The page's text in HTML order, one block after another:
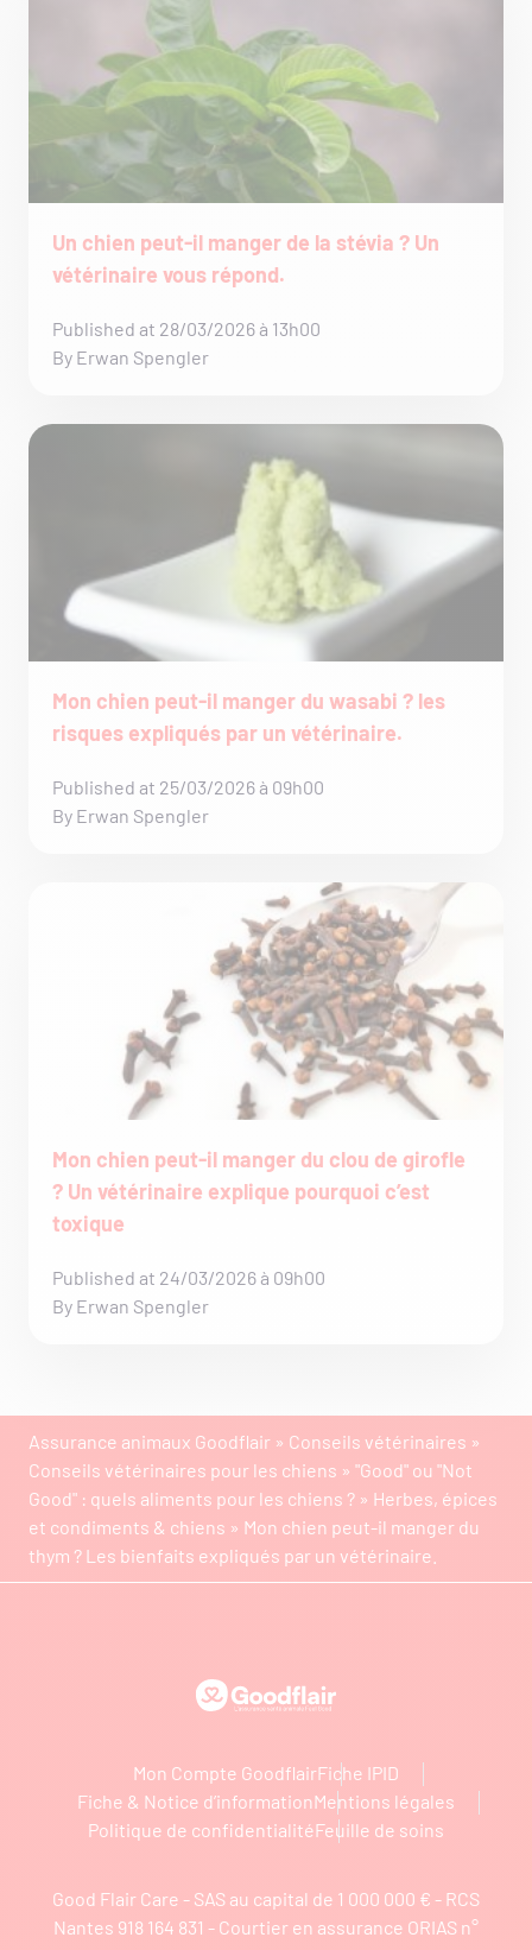
Un chien peut-il manger de la stévia ? Un
vétérinaire vous répond.
Published at 28/03/2026 à 13h00
By Erwan Spengler
Mon chien peut-il manger du wasabi ? les
risques expliqués par un vétérinaire.
Published at 25/03/2026 à 09h00
By Erwan Spengler
Mon chien peut-il manger du clou de girofle
? Un vétérinaire explique pourquoi c’est
toxique
Published at 24/03/2026 à 09h00
By Erwan Spengler
Assurance animaux Goodflair » Conseils vétérinaires »
Conseils vétérinaires pour les chiens » "Good" ou "Not
Good" : quels aliments pour les chiens ? » Herbes, épices
et condiments & chiens » Mon chien peut-il manger du
thym ? Les bienfaits expliqués par un vétérinaire.
Goodflair
Mon Compte GoodflairFiche IPID
Fiche & Notice d’informationMentions légales
Politique de confidentialitéFeuille de soins
Good Flair Care - SAS au capital de 1 000 000 € - RCS
Nantes 918 164 831 - Courtier en assurance ORIAS n°